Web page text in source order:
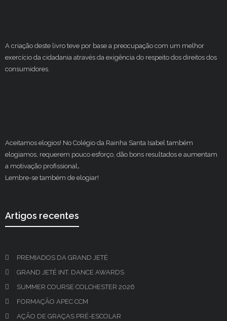
A criação deste livro teve por base a preocupação com um melhor
exercício da cidadania através da exigência do respeito dos direitos dos
consumidores.
Aceitamos elogios! No Colégio da Rainha Santa Isabel também
elogiamos, requerem pouco esforço, dão bons resultados e aumentam
a motivação profissional.
Lembre-se também de elogiar!
Artigos recentes
PREMIADOS DA GRAND JETÉ
GRAND JETÉ INT. DANCE AWARDS
SUMMER COURSE COLCHESTER 2026
FORMAÇÃO APEC CCM
AÇÃO DE GRAÇAS PRÉ-ESCOLAR